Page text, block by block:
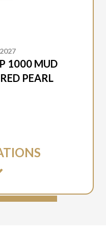
1000 MUD
PEARL